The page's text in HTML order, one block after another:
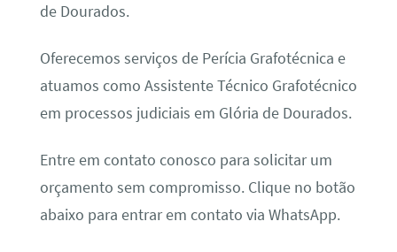
de Dourados.
Oferecemos serviços de Perícia Grafotécnica e
atuamos como Assistente Técnico Grafotécnico
em processos judiciais em Glória de Dourados.
Entre em contato conosco para solicitar um
orçamento sem compromisso. Clique no botão
abaixo para entrar em contato via WhatsApp.